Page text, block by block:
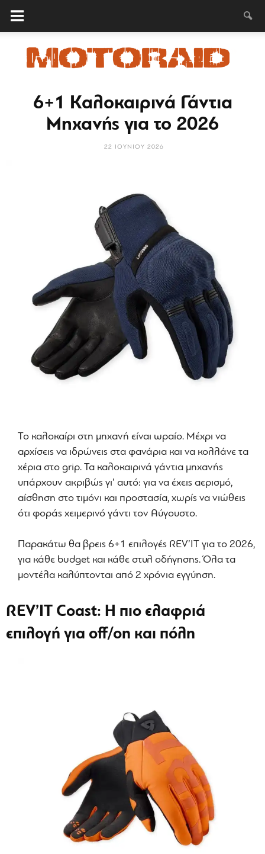
MotoRAID
6+1 Καλοκαιρινά Γάντια
Μηχανής για το 2026
22 ΙΟΥΝΊΟΥ 2026
Το καλοκαίρι στη μηχανή είναι ωραίο. Μέχρι να
αρχίσεις να ιδρώνεις στα φανάρια και να κολλάνε τα
χέρια στο grip. Τα καλοκαιρινά γάντια μηχανής
υπάρχουν ακριβώς γι’ αυτό: για να έχεις αερισμό,
αίσθηση στο τιμόνι και προστασία, χωρίς να νιώθεις
ότι φοράς χειμερινό γάντι τον Αύγουστο.
Παρακάτω θα βρεις 6+1 επιλογές REV’IT για το 2026,
για κάθε budget και κάθε στυλ οδήγησης. Όλα τα
μοντέλα καλύπτονται από 2 χρόνια εγγύηση.
REV’IT Coast: Η πιο ελαφριά
επιλογή για off/on και πόλη